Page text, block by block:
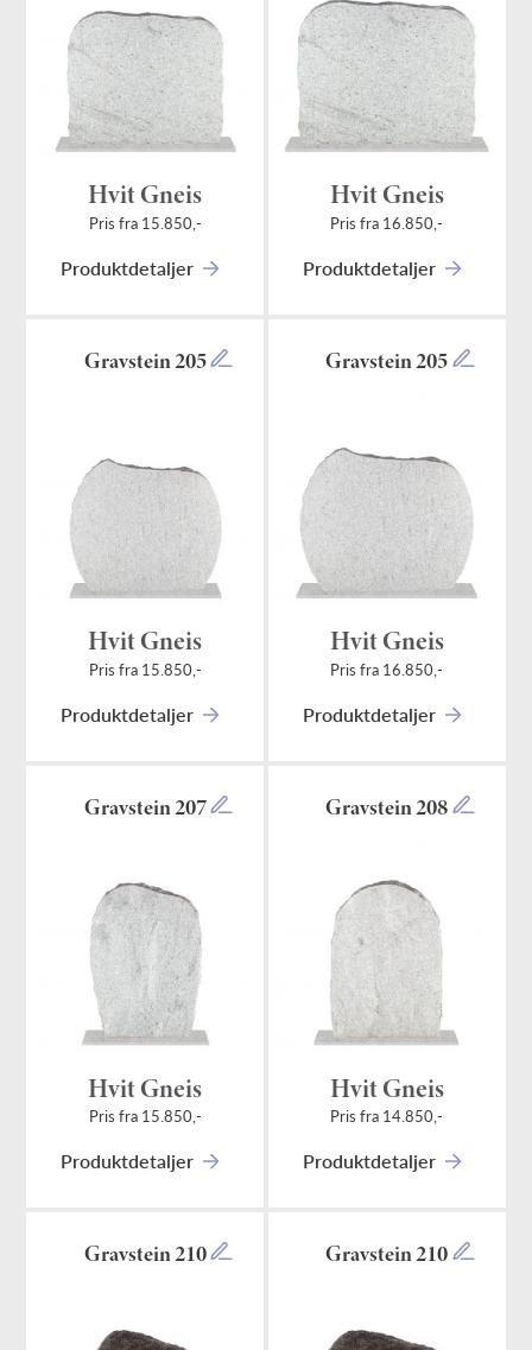
Hvit Gneis
Pris fra 15.850,-
Produktdetaljer
Hvit Gneis
Pris fra 16.850,-
Produktdetaljer
Gravstein 205
Hvit Gneis
Pris fra 15.850,-
Produktdetaljer
Gravstein 205
Hvit Gneis
Pris fra 16.850,-
Produktdetaljer
Gravstein 207
Hvit Gneis
Pris fra 15.850,-
Produktdetaljer
Gravstein 208
Hvit Gneis
Pris fra 14.850,-
Produktdetaljer
Gravstein 210 Gravstein 210